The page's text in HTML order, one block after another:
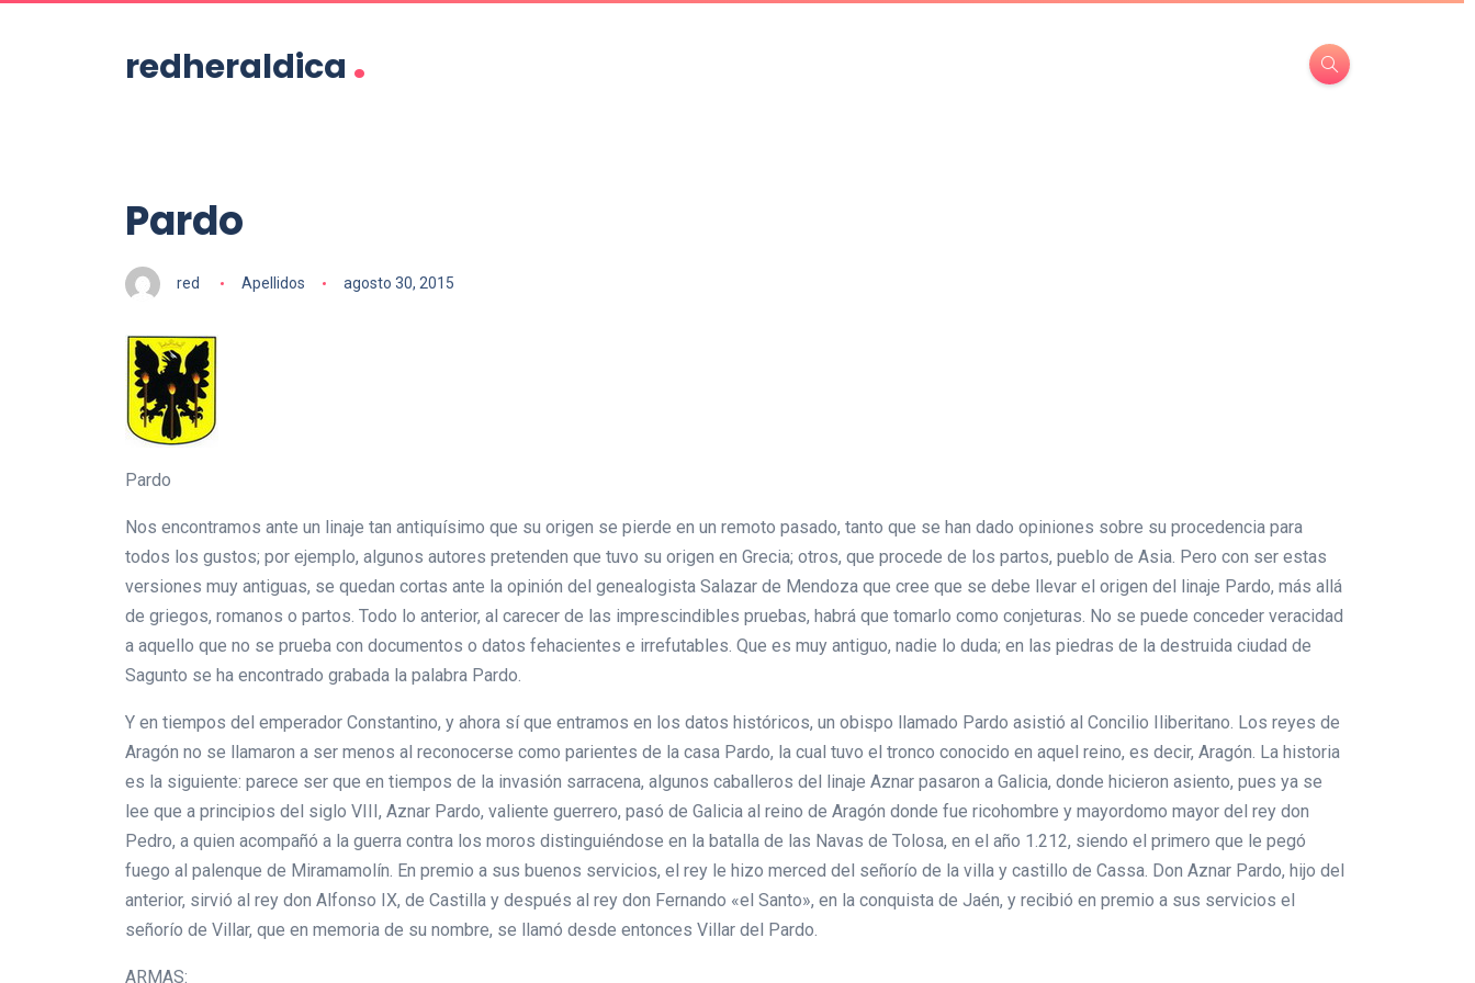
redheraldica .
Pardo
red Apellidos agosto 30, 2015
Pardo
Nos encontramos ante un linaje tan antiquísimo que su origen se pierde en un remoto pasado, tanto que se han dado opiniones sobre su procedencia para
todos los gustos; por ejemplo, algunos autores pretenden que tuvo su origen en Grecia; otros, que procede de los partos, pueblo de Asia. Pero con ser estas
versiones muy antiguas, se quedan cortas ante la opinión del genealogista Salazar de Mendoza que cree que se debe llevar el origen del linaje Pardo, más allá
de griegos, romanos o partos. Todo lo anterior, al carecer de las imprescindibles pruebas, habrá que tomarlo como conjeturas. No se puede conceder veracidad
a aquello que no se prueba con documentos o datos fehacientes e irrefutables. Que es muy antiguo, nadie lo duda; en las piedras de la destruida ciudad de
Sagunto se ha encontrado grabada la palabra Pardo.
Y en tiempos del emperador Constantino, y ahora sí que entramos en los datos históricos, un obispo llamado Pardo asistió al Concilio Iliberitano. Los reyes de
Aragón no se llamaron a ser menos al reconocerse como parientes de la casa Pardo, la cual tuvo el tronco conocido en aquel reino, es decir, Aragón. La historia
es la siguiente: parece ser que en tiempos de la invasión sarracena, algunos caballeros del linaje Aznar pasaron a Galicia, donde hicieron asiento, pues ya se
lee que a principios del siglo VIII, Aznar Pardo, valiente guerrero, pasó de Galicia al reino de Aragón donde fue ricohombre y mayordomo mayor del rey don
Pedro, a quien acompañó a la guerra contra los moros distinguiéndose en la batalla de las Navas de Tolosa, en el año 1.212, siendo el primero que le pegó
fuego al palenque de Miramamolín. En premio a sus buenos servicios, el rey le hizo merced del señorío de la villa y castillo de Cassa. Don Aznar Pardo, hijo del
anterior, sirvió al rey don Alfonso IX, de Castilla y después al rey don Fernando «el Santo», en la conquista de Jaén, y recibió en premio a sus servicios el
señorío de Villar, que en memoria de su nombre, se llamó desde entonces Villar del Pardo.
ARMAS: